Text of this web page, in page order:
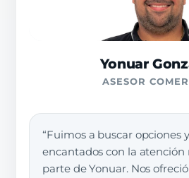
Yonuar
ASESOR
“Fuimos a buscar opciones
encantados con la atención
parte de Yonuar. Nos